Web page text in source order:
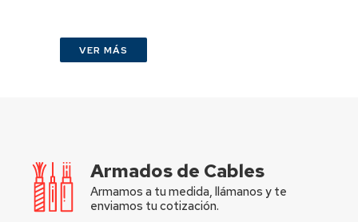
VER MÁS
Armados de Cables
Armamos a tu medida, llámanos y te
enviamos tu cotización.